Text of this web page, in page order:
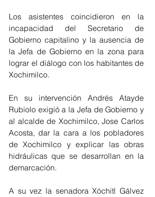
Los asistentes coincidieron en la
incapacidad del Secretario de
Gobierno capitalino y la ausencia de
la Jefa de Gobierno en la zona para
lograr el diálogo con los habitantes de
Xochimilco.
En su intervención Andrés Atayde
Rubiolo exigió a la Jefa de Gobierno y
al alcalde de Xochimilco, Jose Carlos
Acosta, dar la cara a los pobladores
de Xochimilco y explicar las obras
hidráulicas que se desarrollan en la
demarcación.
A su vez la senadora Xóchitl Gálvez